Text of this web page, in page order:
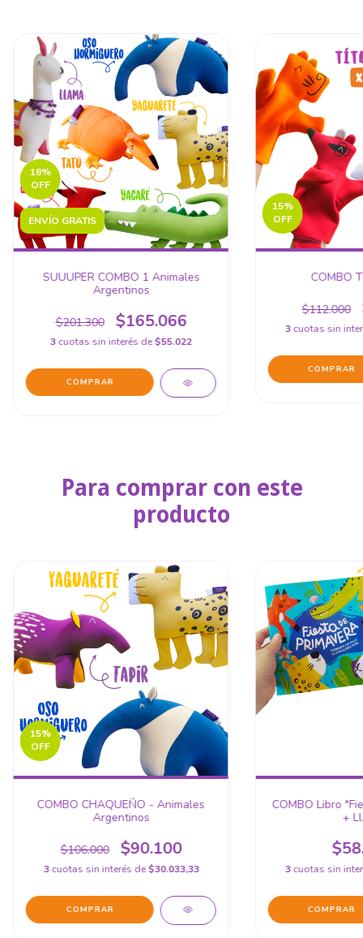
18%
OFF
ENVÍO GRATIS
SUUUPER COMBO 1 Animales
Argentinos
$201.300 $165.066
3cuotas sin interés de$55.022
15%
OFF
COMBO
$112.000
3cuotas sin
Para comprar con este
producto
15%
OFF
COMBO CHAQUEÑO - Animales
Argentinos
$106.000 $90.100
3 cuotas sin interés de$30.033,33
COMBO Libro
+
3cuotas sin